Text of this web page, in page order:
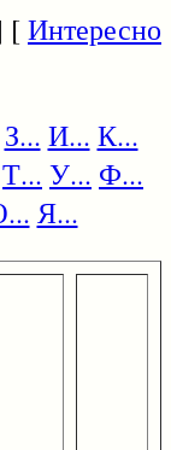
[Интересно
З... И... К...
Т... У... Ф...
Я...